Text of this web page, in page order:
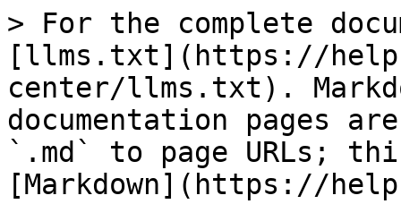
> For the complete
[llms.txt](https://
center/llms.txt).
documentation pages
`.md` to page URLs;
[Markdown](https://